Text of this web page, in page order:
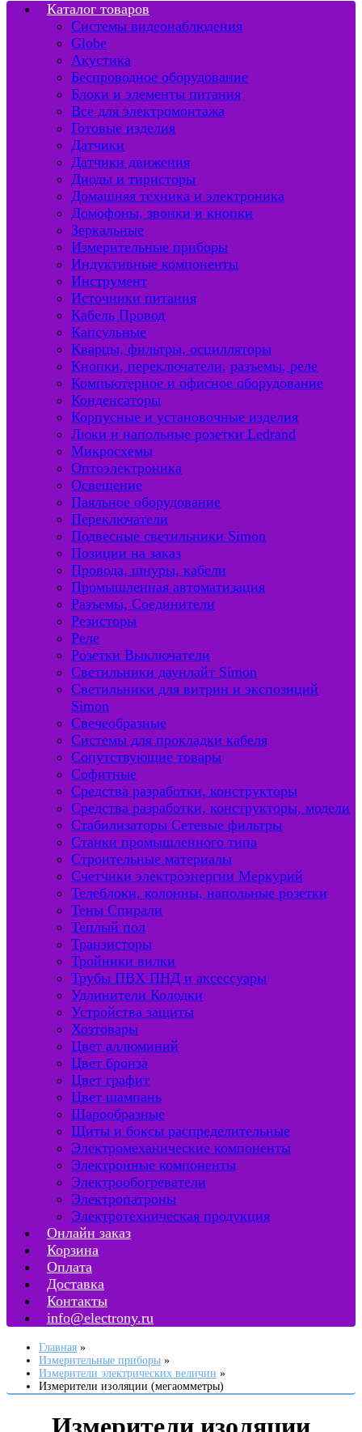
Каталог товаров
Системы видеонаблюдения
Globe
Акустика
Беспроводное оборудование
Блоки и элементы питания
Все для электромонтажа
Готовые изделия
Датчики
Датчики движения
Диоды и тиристоры
Домашняя техника и электроника
Домофоны, звонки и кнопки
Зеркальные
Измерительные приборы
Индуктивные компоненты
Инструмент
Источники питания
Кабель Провод
Капсульные
Кварцы, фильтры, осцилляторы
Кнопки, переключатели, разъемы, реле
Компьютерное и офисное оборудование
Конденсаторы
Корпусные и установочные изделия
Люки и напольные розетки Ledrand
Микросхемы
Оптоэлектроника
Освещение
Паяльное оборудование
Переключатели
Подвесные светильники Simon
Позиции на заказ
Провода, шнуры, кабели
Промышленная автоматизация
Разъемы, Соединители
Резисторы
Реле
Розетки Выключатели
Светильники даунлайт Simon
Светильники для витрин и экспозиций
Simon
Свечеобразные
Системы для прокладки кабеля
Сопутствующие товары
Софитные
Средства разработки, конструкторы
Средства разработки, конструкторы, модели
Стабилизаторы Сетевые фильтры
Станки промышленного типа
Строительные материалы
Счетчики электроэнергии Меркурий
Телеблоки, колонны, напольные розетки
Тены Спирали
Теплый пол
Транзисторы
Тройники вилки
Трубы ПВХ ПНД и аксессуары
Удлинители Колодки
Устройства защиты
Хозтовары
Цвет аллюминий
Цвет бронза
Цвет графит
Цвет шампань
Шарообразные
Щиты и боксы распределительные
Электромеханические компоненты
Электронные компоненты
Электрообогреватели
Электропатроны
Электротехническая продукция
Онлайн заказ
Корзина
Оплата
Доставка
Контакты
info@electrony.ru
Главная
Измерительные приборы
Измерители электрических величин
Измерители изоляции (мегаомметры)